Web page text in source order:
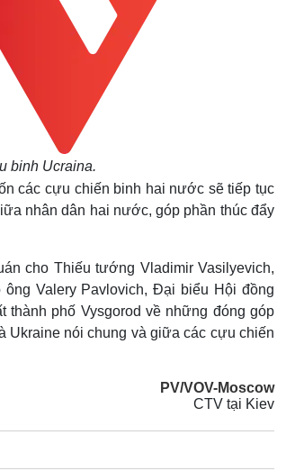
binh Ucraina.
các cựu chiến binh hai nước sẽ tiếp tục
nhân dân hai nước, góp phần thúc đẩy
cho Thiếu tướng Vladimir Vasilyevich,
Valery Pavlovich, Đại biểu Hội đồng
thành phố Vysgorod về những đóng góp
Ukraine nói chung và giữa các cựu chiến
PV/VOV-Moscow
CTV tại Kiev